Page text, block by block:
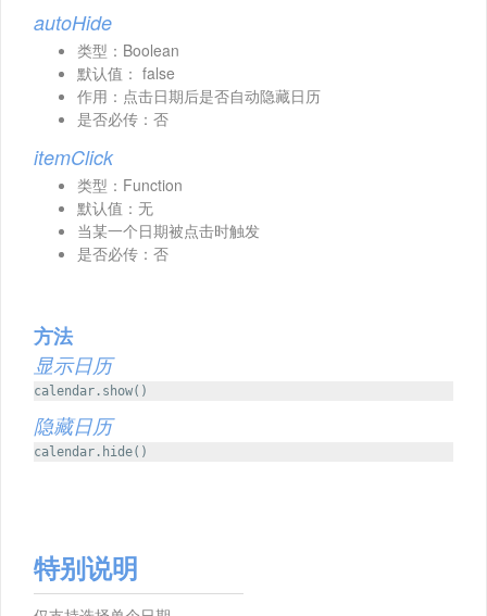
autoHide
类型：Boolean
默认值： false
作用：点击日期后是否自动隐藏日历
是否必传：否
itemClick
类型：Function
默认值：无
当某一个日期被点击时触发
是否必传：否
方法
显示日历
calendar.show()
隐藏日历
calendar.hide()
特别说明